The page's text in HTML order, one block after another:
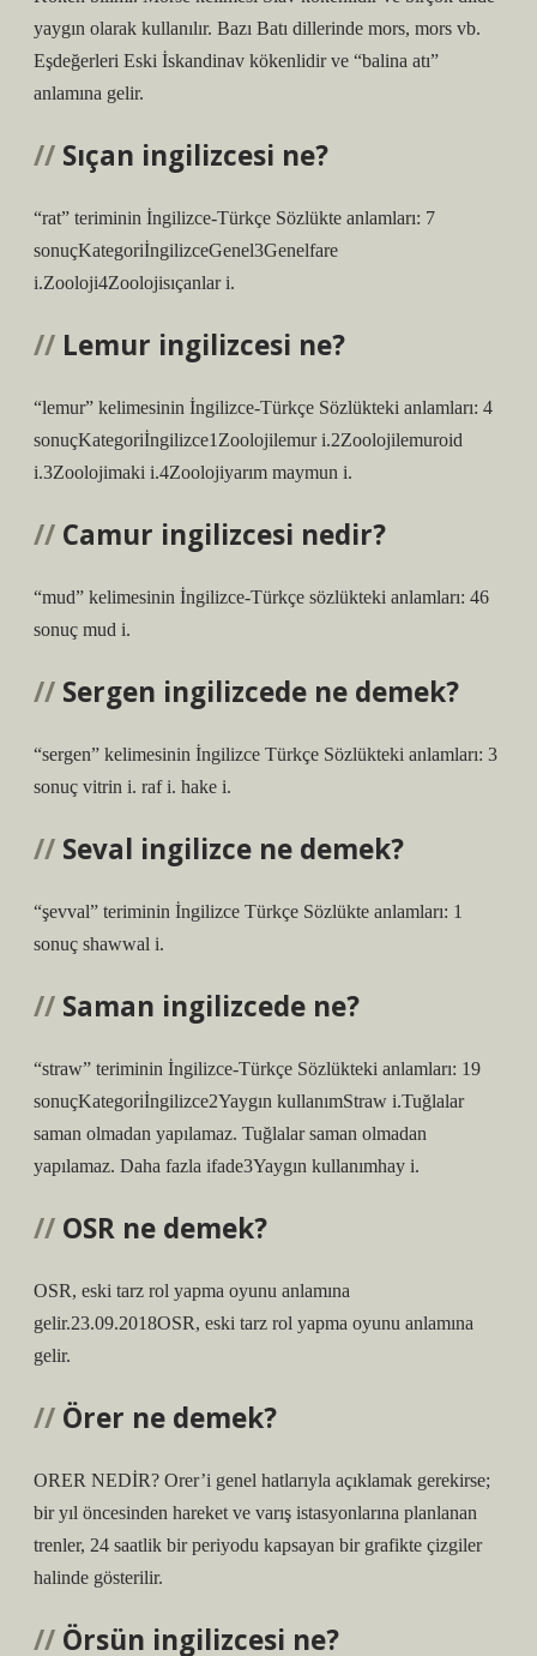
yaygın olarak kullanılır. Bazı Batı dillerinde mors, mors vb.
Eşdeğerleri Eski İskandinav kökenlidir ve “balina atı”
anlamına gelir.
Sıçan ingilizcesi ne?
“rat” teriminin İngilizce-Türkçe Sözlükte anlamları: 7
sonuçKategoriİngilizceGenel3Genelfare
i.Zooloji4Zoolojisıçanlar i.
Lemur ingilizcesi ne?
“lemur” kelimesinin İngilizce-Türkçe Sözlükteki anlamları: 4
sonuçKategoriİngilizce1Zoolojilemur i.2Zoolojilemuroid
i.3Zoolojimaki i.4Zoolojiyarım maymun i.
Camur ingilizcesi nedir?
“mud” kelimesinin İngilizce-Türkçe sözlükteki anlamları: 46
sonuç mud i.
Sergen ingilizcede ne demek?
“sergen” kelimesinin İngilizce Türkçe Sözlükteki anlamları: 3
sonuç vitrin i. raf i. hake i.
Seval ingilizce ne demek?
“şevval” teriminin İngilizce Türkçe Sözlükte anlamları: 1
sonuç shawwal i.
Saman ingilizcede ne?
“straw” teriminin İngilizce-Türkçe Sözlükteki anlamları: 19
sonuçKategoriİngilizce2Yaygın kullanımStraw i.Tuğlalar
saman olmadan yapılamaz. Tuğlalar saman olmadan
yapılamaz. Daha fazla ifade3Yaygın kullanımhay i.
OSR ne demek?
OSR, eski tarz rol yapma oyunu anlamına
gelir.23.09.2018OSR, eski tarz rol yapma oyunu anlamına
gelir.
Örer ne demek?
ORER NEDİR? Orer’i genel hatlarıyla açıklamak gerekirse;
bir yıl öncesinden hareket ve varış istasyonlarına planlanan
trenler, 24 saatlik bir periyodu kapsayan bir grafikte çizgiler
halinde gösterilir.
Örsün ingilizcesi ne?